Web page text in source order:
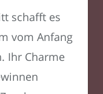
schafft es
vom Anfang
Ihr Charme